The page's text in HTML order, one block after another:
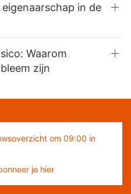
in de
Waarom
zijn
om 09:00 in
je hier